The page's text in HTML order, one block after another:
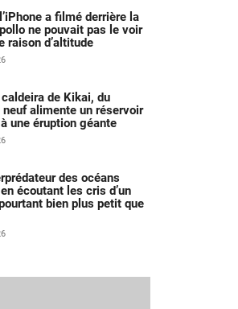
a filmé derrière la
ne pouvait pas le voir
raison d’altitude
de Kikai, du
alimente un réservoir
une éruption géante
des océans
écoutant les cris d’un
bien plus petit que